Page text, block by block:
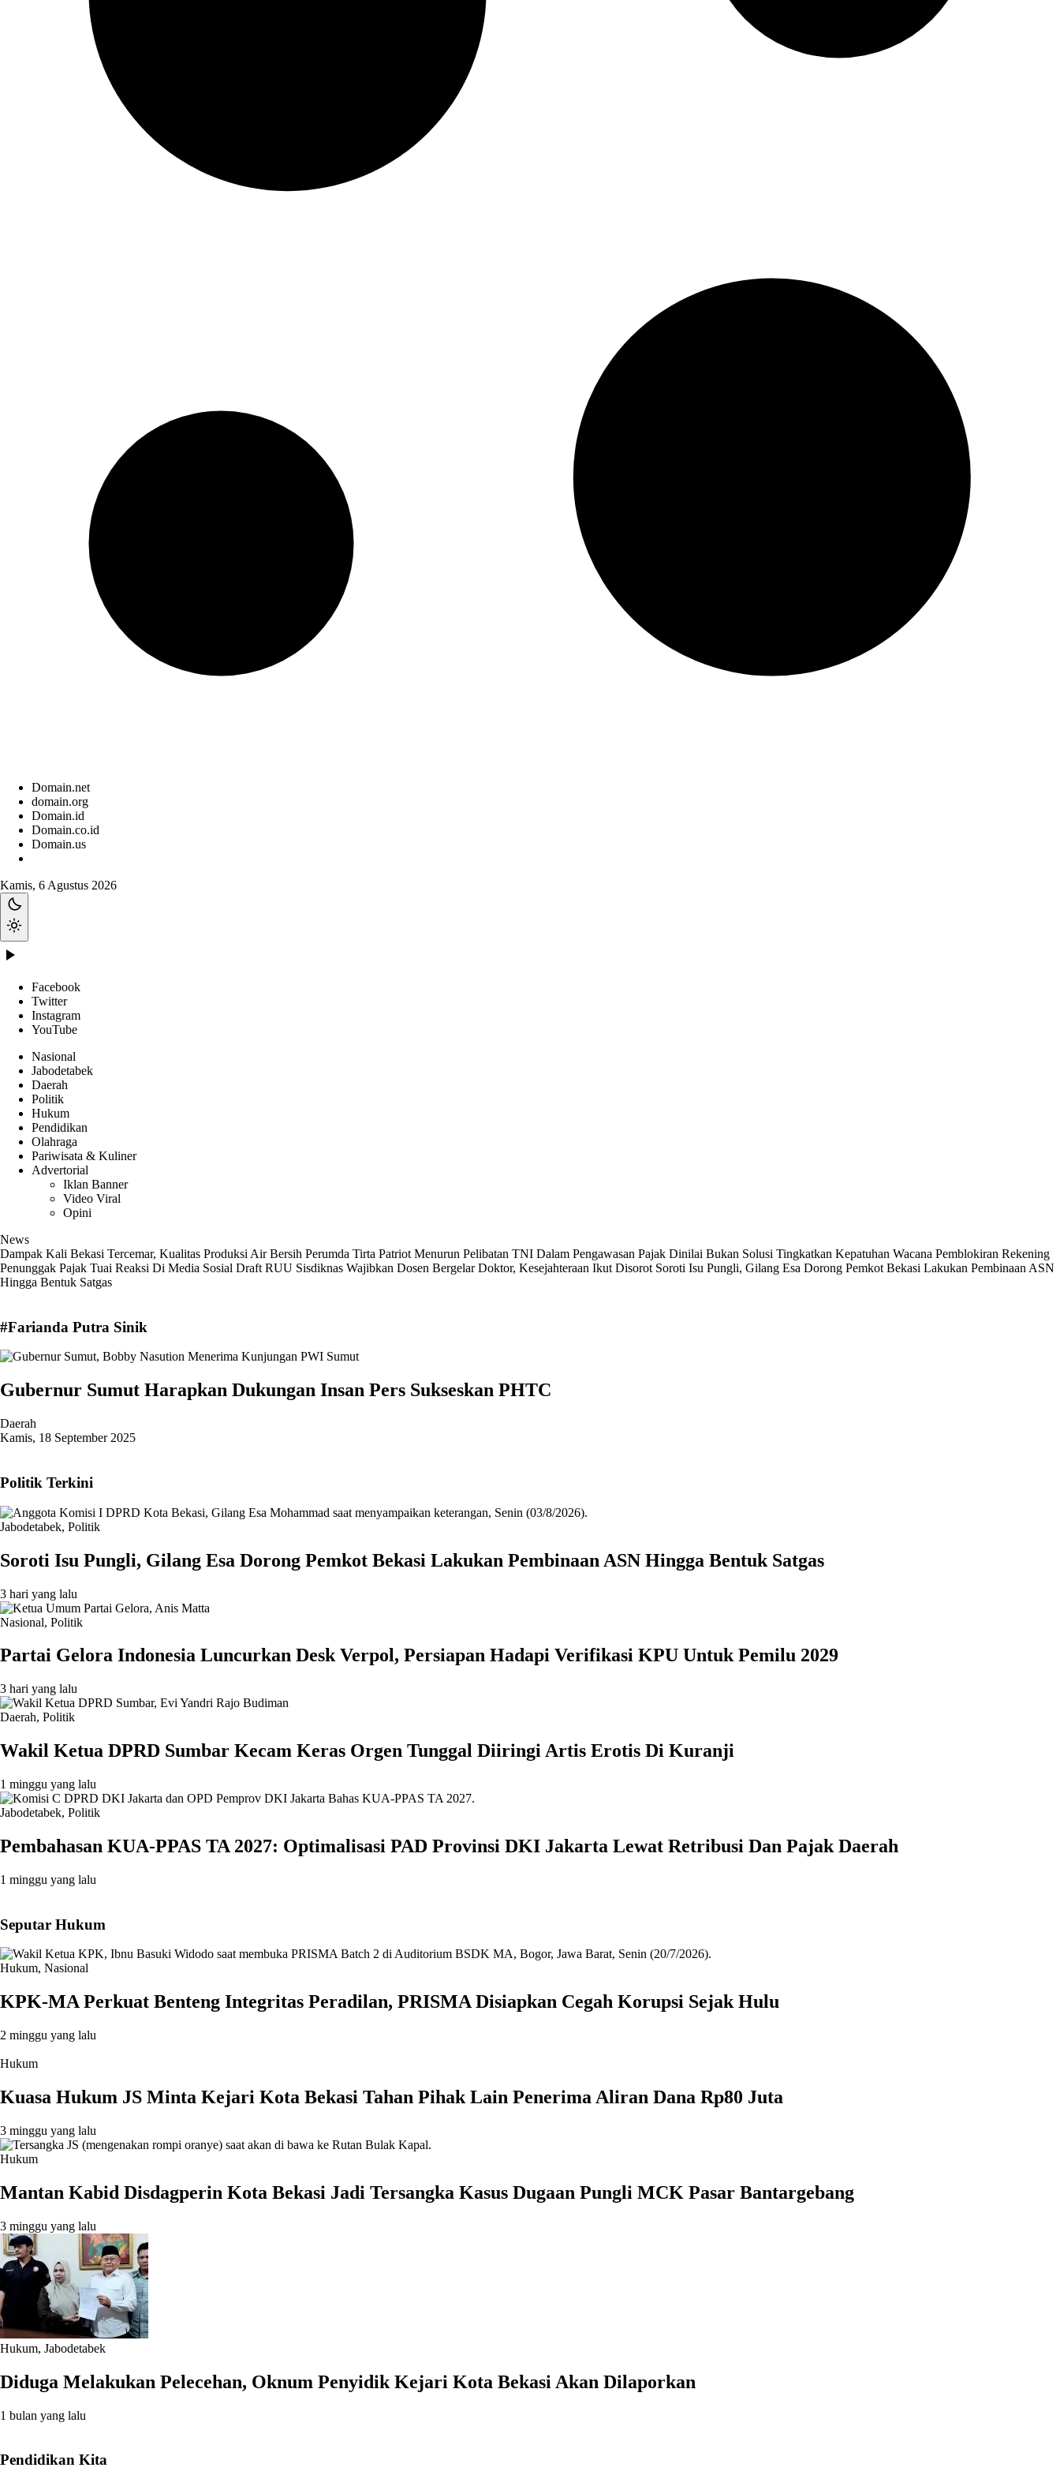
Domain.net
domain.org
Domain.id
Domain.co.id
Domain.us
Kamis, 6 Agustus 2026
Facebook
Twitter
Instagram
YouTube
Nasional
Jabodetabek
Daerah
Politik
Hukum
Pendidikan
Olahraga
Pariwisata & Kuliner
Advertorial
Iklan Banner
Video Viral
Opini
News
Dampak Kali Bekasi Tercemar, Kualitas Produksi Air Bersih Perumda Tirta Patriot Menurun Pelibatan TNI Dalam Pengawasan Pajak Dinilai Bukan Solusi Tingkatkan Kepatuhan Wacana Pemblokiran Rekening
Penunggak Pajak Tuai Reaksi Di Media Sosial Draft RUU Sisdiknas Wajibkan Dosen Bergelar Doktor, Kesejahteraan Ikut Disorot Soroti Isu Pungli, Gilang Esa Dorong Pemkot Bekasi Lakukan Pembinaan ASN
Hingga Bentuk Satgas
#Farianda Putra Sinik
Gubernur Sumut Harapkan Dukungan Insan Pers Sukseskan PHTC
Daerah
Kamis, 18 September 2025
Politik Terkini
Jabodetabek, Politik
Soroti Isu Pungli, Gilang Esa Dorong Pemkot Bekasi Lakukan Pembinaan ASN Hingga Bentuk Satgas
3 hari yang lalu
Nasional, Politik
Partai Gelora Indonesia Luncurkan Desk Verpol, Persiapan Hadapi Verifikasi KPU Untuk Pemilu 2029
3 hari yang lalu
Daerah, Politik
Wakil Ketua DPRD Sumbar Kecam Keras Orgen Tunggal Diiringi Artis Erotis Di Kuranji
1 minggu yang lalu
Jabodetabek, Politik
Pembahasan KUA-PPAS TA 2027: Optimalisasi PAD Provinsi DKI Jakarta Lewat Retribusi Dan Pajak Daerah
1 minggu yang lalu
Seputar Hukum
Hukum, Nasional
KPK-MA Perkuat Benteng Integritas Peradilan, PRISMA Disiapkan Cegah Korupsi Sejak Hulu
2 minggu yang lalu
Hukum
Kuasa Hukum JS Minta Kejari Kota Bekasi Tahan Pihak Lain Penerima Aliran Dana Rp80 Juta
3 minggu yang lalu
Hukum
Mantan Kabid Disdagperin Kota Bekasi Jadi Tersangka Kasus Dugaan Pungli MCK Pasar Bantargebang
3 minggu yang lalu
Hukum, Jabodetabek
Diduga Melakukan Pelecehan, Oknum Penyidik Kejari Kota Bekasi Akan Dilaporkan
1 bulan yang lalu
Pendidikan Kita